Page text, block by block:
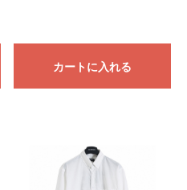
カートに入れる